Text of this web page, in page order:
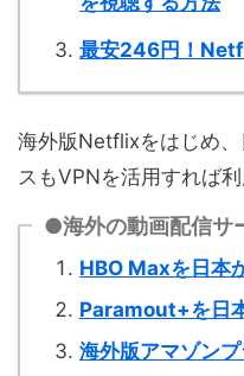
最安246円！
海外版Netflixをはじめ
スもVPNを活用すれば利
●海外の動画配信サ
HBO Maxを日本
Paramout+を日
海外版アマゾン